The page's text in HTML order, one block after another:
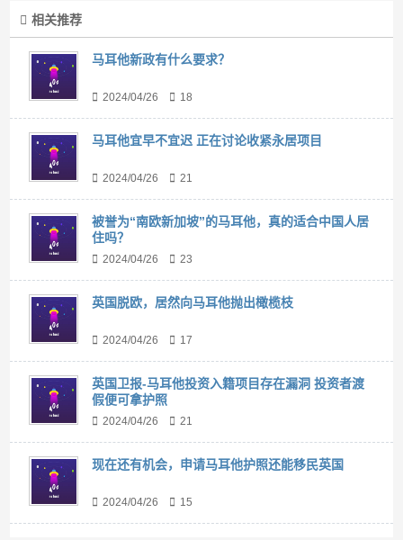
相关推荐
马耳他新政有什么要求？
2024/04/26 18
马耳他宜早不宜迟 正在讨论收紧永居项目
2024/04/26 21
被誉为“南欧新加坡”的马耳他，真的适合中国人居
住吗？
2024/04/26 23
英国脱欧，居然向马耳他抛出橄榄枝
2024/04/26 17
英国卫报-马耳他投资入籍项目存在漏洞 投资者渡
假便可拿护照
2024/04/26 21
现在还有机会，申请马耳他护照还能移民英国
2024/04/26 15